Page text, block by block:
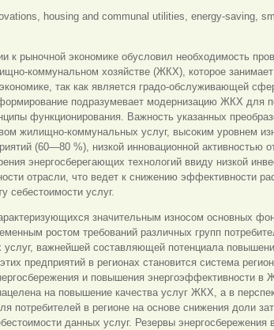
housing and communal utilities, energy-saving,
к рыночной экономике обусловил необходимость
коммунальном хозяйстве (ЖКХ), которое
так как является градо-обслуживающей
подразумевает модернизацию ЖКХ для
функционирования. Важность указанных
жилищно-коммунальных услуг, высоким уровнем
(60—80 %), низкой инновационной активностью
энергосберегающих технологий ввиду низкой
отрасли, что ведет к снижению эффективности
себестоимости услуг.
значительным износом основных
ростом требований различных групп
услуг, важнейшей составляющей потенциала
предприятий в регионах становится система
и повышения энергоэффективности в
на повышение качества услуг ЖКХ, а в
потребителей в регионе на основе снижения доли
данных услуг. Резервы